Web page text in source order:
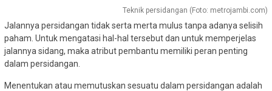
Teknik persidangan (Foto: metrojambi.com)
Jalannya persidangan tidak serta merta mulus tanpa adanya selisih
paham. Untuk mengatasi hal-hal tersebut dan untuk memperjelas
jalannya sidang, maka atribut pembantu memiliki peran penting
dalam persidangan.
Menentukan atau memutuskan sesuatu dalam persidangan adalah